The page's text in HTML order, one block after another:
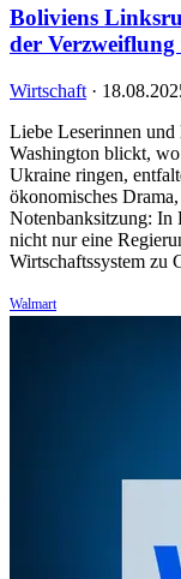
Boliviens
der
Wirtschaft ·
Liebe Leserinnen und
Washington blickt,
Ukraine ringen,
ökonomisches
Notenbanksitzung: In
nicht nur eine
Wirtschaftssystem zu
Walmart